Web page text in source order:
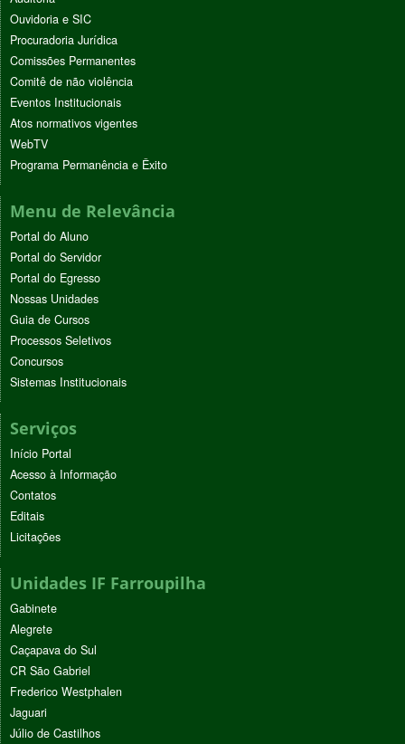
Ouvidoria e SIC
Procuradoria Jurídica
Comissões Permanentes
Comitê de não violência
Eventos Institucionais
Atos normativos vigentes
WebTV
Programa Permanência e Êxito
Menu de Relevância
Portal do Aluno
Portal do Servidor
Portal do Egresso
Nossas Unidades
Guia de Cursos
Processos Seletivos
Concursos
Sistemas Institucionais
Serviços
Início Portal
Acesso à Informação
Contatos
Editais
Licitações
Unidades IF Farroupilha
Gabinete
Alegrete
Caçapava do Sul
CR São Gabriel
Frederico Westphalen
Jaguari
Júlio de Castilhos